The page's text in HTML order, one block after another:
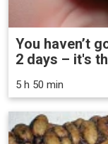
You haven’t
2 days – it's
5 h 50 min